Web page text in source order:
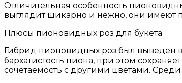
Отличительная особенность
выглядит шикарно и нежно, они имеют
Плюсы пионовидных роз для букета
Гибрид пионовидных роз был выведен в
бархатистость пиона, при этом
сочетаемость с другими цветами.